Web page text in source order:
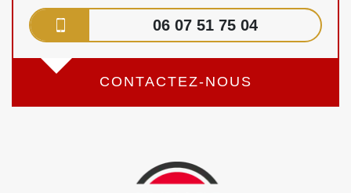
06 07 51 75 04
CONTACTEZ-NOUS